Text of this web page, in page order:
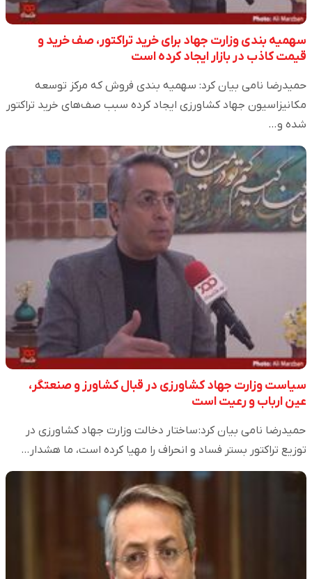
سهمیه بندی وزارت جهاد برای خرید تراکتور، صف خرید و
قیمت کاذب در بازار ایجاد کرده است
حمیدرضا نامی بیان کرد: سهمیه بندی فروش که مرکز توسعه
مکانیزاسیون جهاد کشاورزی ایجاد کرده سبب صف‌های خرید تراکتور
شده و…
سیاست وزارت جهاد کشاورزی در قبال کشاورز و صنعتگر،
عین ارباب و رعیت است
حمیدرضا نامی بیان کرد: ساختار دخالت وزارت جهاد کشاورزی در
توزیع تراکتور بستر فساد و انحراف را مهیا کرده است، ما هشدار…